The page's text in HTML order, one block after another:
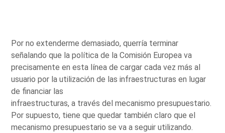
Por no extenderme demasiado, querría terminar
señalando que la política de la Comisión Europea va
precisamente en esta línea de cargar cada vez más al
usuario por la utilización de las infraestructuras en lugar
de financiar las
infraestructuras, a través del mecanismo presupuestario.
Por supuesto, tiene que quedar también claro que el
mecanismo presupuestario se va a seguir utilizando.